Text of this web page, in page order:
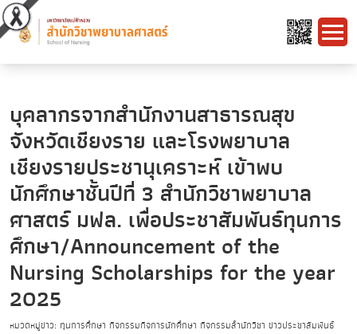
บุคลากรจากสํานักงานสาธารณสุข
จังหวัดเชียงราย และโรงพยาบาล
เชียงรายประชานุเคราะห์ เข้าพบ
นักศึกษาชั้นปีที่ 3 สำนักวิชาพยาบาล
ศาสตร์ มฟล. เพื่อประชาสัมพันธ์ทุนการ
ศึกษา/Announcement of the
Nursing Scholarships for the year
2025
หมวดหมู่ข่าว: ทุนการศึกษา กิจกรรมกิจการนักศึกษา กิจกรรมสำนักวิชา ข่าวประชาสัมพันธ์